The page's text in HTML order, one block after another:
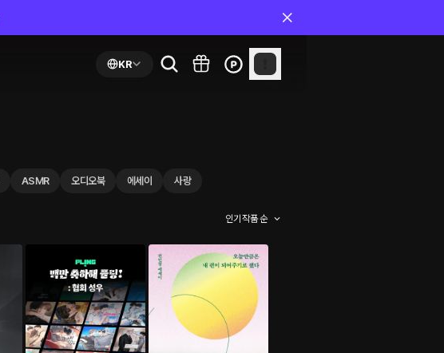
KR
ASMR 오디오북 에세이 사랑
인기 작품 순